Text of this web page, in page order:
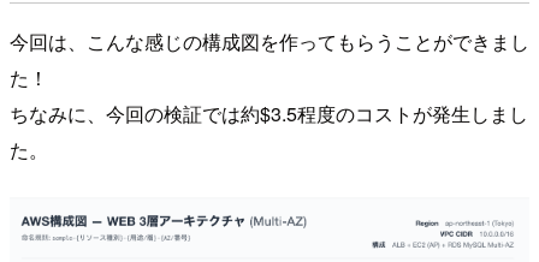
今回は、こんな感じの構成図を作ってもらうことができまし
た！
ちなみに、今回の検証では約$3.5程度のコストが発生しまし
た。